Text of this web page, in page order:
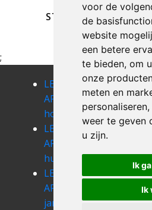
voor de
de
website
een betere
te bieden, om
onze
meten en
personaliseren,
weer te geven
u zijn.
Ik
Ik
STUREN
;
LEEGMAKEN
APPARTEMENT
hotton
LEEGMAKEN
APPARTEMENT
humain
izel
LEEGMAKEN
APPARTEMENT
jamoigne
jehonville